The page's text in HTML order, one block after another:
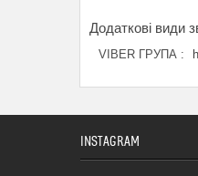
VIBER ГРУПА
INSTAGRAM